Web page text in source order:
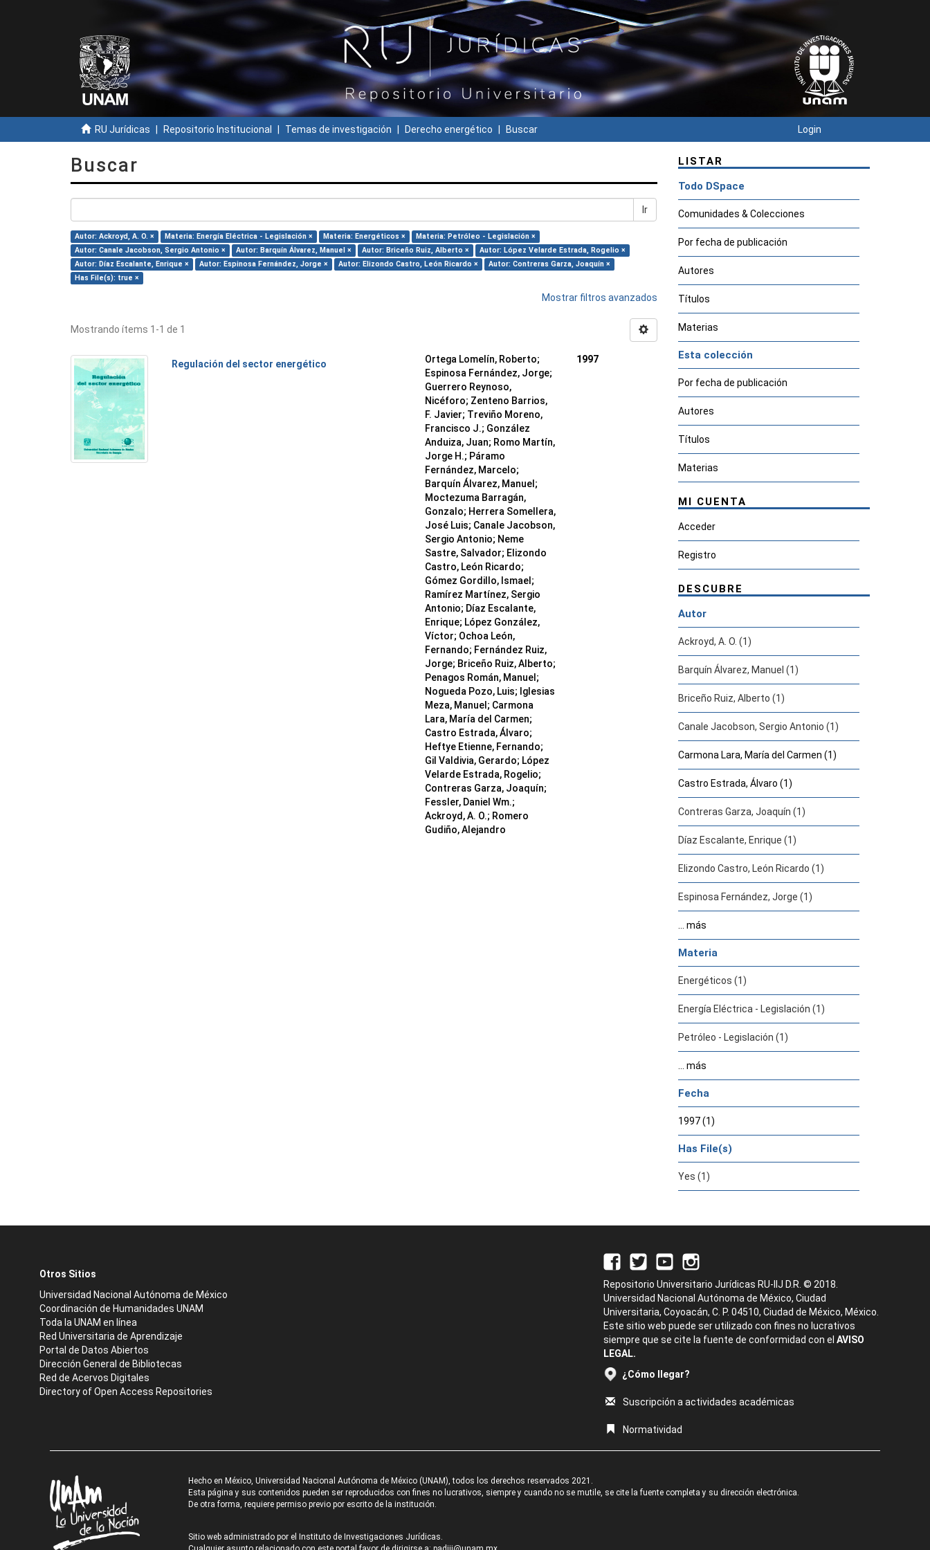
RU Jurídicas Repositorio Institucional Temas de investigación Derecho energético Buscar Login
Buscar
Ir
Autor: Ackroyd, A. O. × Materia: Energía Eléctrica - Legislación × Materia: Energéticos ×
Materia: Petróleo - Legislación ×
Autor: Canale Jacobson, Sergio Antonio ×
Autor: Barquín Álvarez, Manuel × Autor: Briceño Ruiz, Alberto ×
Autor: López Velarde Estrada, Rogelio ×
Autor: Díaz Escalante, Enrique ×
Autor: Espinosa Fernández, Jorge × Autor: Elizondo Castro, León Ricardo ×
Autor: Contreras Garza, Joaquín ×
Has File(s): true ×
Mostrar filtros avanzados
Mostrando ítems 1-1 de 1
Regulación del sector energético
Ortega Lomelín, Roberto;
Espinosa Fernández, Jorge;
Guerrero Reynoso,
Nicéforo; Zenteno Barrios,
F. Javier; Treviño Moreno,
Francisco J.; González
Anduiza, Juan; Romo Martín,
Jorge H.; Páramo
Fernández, Marcelo;
Barquín Álvarez, Manuel;
Moctezuma Barragán,
Gonzalo; Herrera Somellera,
José Luis; Canale Jacobson,
Sergio Antonio; Neme
Sastre, Salvador; Elizondo
Castro, León Ricardo;
Gómez Gordillo, Ismael;
Ramírez Martínez, Sergio
Antonio; Díaz Escalante,
Enrique; López González,
Víctor; Ochoa León,
Fernando; Fernández Ruiz,
Jorge; Briceño Ruiz, Alberto;
Penagos Román, Manuel;
Nogueda Pozo, Luis; Iglesias
Meza, Manuel; Carmona
Lara, María del Carmen;
Castro Estrada, Álvaro;
Heftye Etienne, Fernando;
Gil Valdivia, Gerardo; López
Velarde Estrada, Rogelio;
Contreras Garza, Joaquín;
Fessler, Daniel Wm.;
Ackroyd, A. O.; Romero
Gudiño, Alejandro
1997
LISTAR
Todo DSpace
Comunidades & Colecciones
Por fecha de publicación
Autores
Títulos
Materias
Esta colección
Por fecha de publicación
Autores
Títulos
Materias
MI CUENTA
Acceder
Registro
DESCUBRE
Autor
Ackroyd, A. O. (1)
Barquín Álvarez, Manuel (1)
Briceño Ruiz, Alberto (1)
Canale Jacobson, Sergio Antonio (1)
Carmona Lara, María del Carmen (1)
Castro Estrada, Álvaro (1)
Contreras Garza, Joaquín (1)
Díaz Escalante, Enrique (1)
Elizondo Castro, León Ricardo (1)
Espinosa Fernández, Jorge (1)
... más
Materia
Energéticos (1)
Energía Eléctrica - Legislación (1)
Petróleo - Legislación (1)
... más
Fecha
1997 (1)
Has File(s)
Yes (1)
Otros Sitios
Universidad Nacional Autónoma de México
Coordinación de Humanidades UNAM
Toda la UNAM en línea
Red Universitaria de Aprendizaje
Portal de Datos Abiertos
Dirección General de Bibliotecas
Red de Acervos Digitales
Directory of Open Access Repositories
Repositorio Universitario Jurídicas RU-IIJ D.R. © 2018.
Universidad Nacional Autónoma de México, Ciudad
Universitaria, Coyoacán, C. P. 04510, Ciudad de México, México.
Este sitio web puede ser utilizado con fines no lucrativos
siempre que se cite la fuente de conformidad con el AVISO
LEGAL.
¿Cómo llegar?
Suscripción a actividades académicas
Normatividad
Hecho en México, Universidad Nacional Autónoma de México (UNAM), todos los derechos reservados 2021.
Esta página y sus contenidos pueden ser reproducidos con fines no lucrativos, siempre y cuando no se mutile, se cite la fuente completa y su dirección electrónica.
De otra forma, requiere permiso previo por escrito de la institución.
Sitio web administrado por el Instituto de Investigaciones Jurídicas.